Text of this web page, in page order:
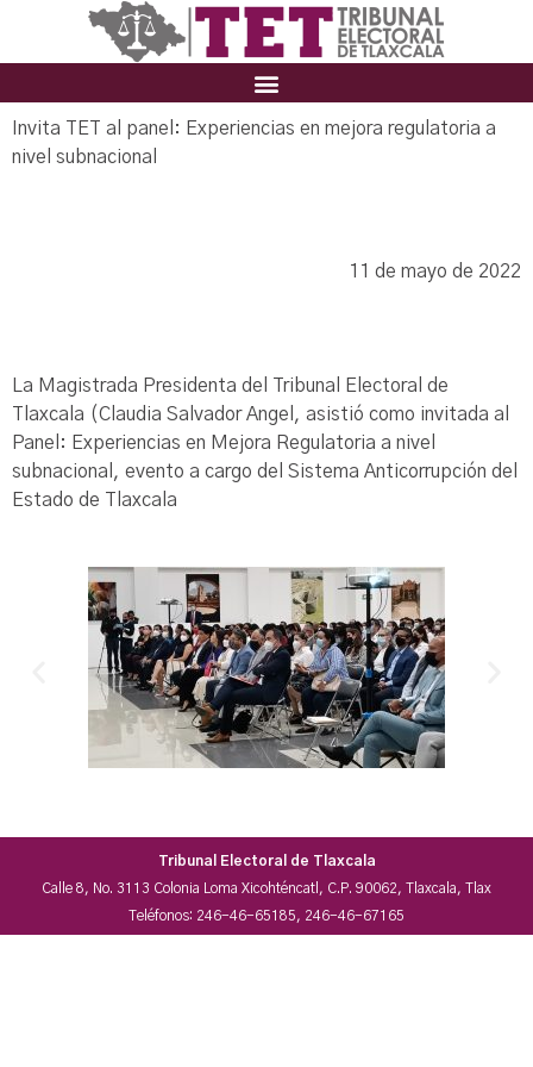
Invita TET al panel: Experiencias en mejora regulatoria a
nivel subnacional
11 de mayo de 2022
La Magistrada Presidenta del Tribunal Electoral de
Tlaxcala (Claudia Salvador Angel, asistió como invitada al
Panel: Experiencias en Mejora Regulatoria a nivel
subnacional, evento a cargo del Sistema Anticorrupción del
Estado de Tlaxcala
Tribunal Electoral de Tlaxcala
Calle 8, No. 3113 Colonia Loma Xicohténcatl, C.P. 90062, Tlaxcala, Tlax
Teléfonos: 246-46-65185, 246-46-67165